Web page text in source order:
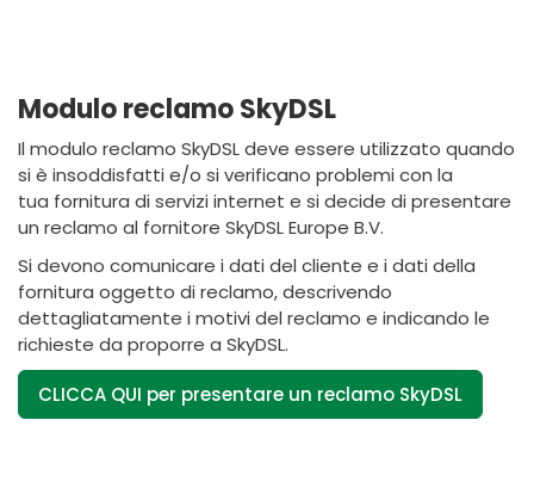
Modulo reclamo SkyDSL
Il modulo reclamo SkyDSL deve essere utilizzato quando
si è insoddisfatti e/o si verificano problemi con la
tua fornitura di servizi internet e si decide di presentare
un reclamo al fornitore SkyDSL Europe B.V.
Si devono comunicare i dati del cliente e i dati della
fornitura oggetto di reclamo, descrivendo
dettagliatamente i motivi del reclamo e indicando le
richieste da proporre a SkyDSL.
CLICCA QUI per presentare un reclamo SkyDSL